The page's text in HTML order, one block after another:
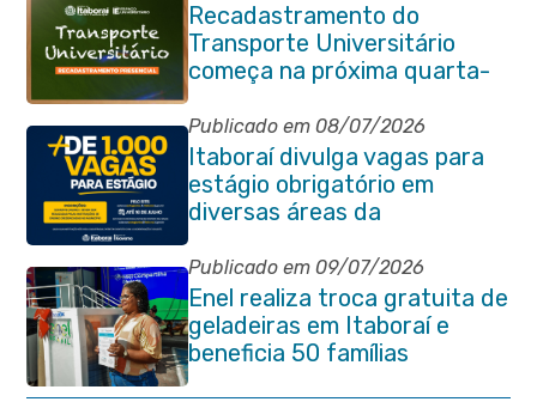
Recadastramento do
Transporte Universitário
começa na próxima quarta-
feira (29/07)
Publicado em 08/07/2026
Itaboraí divulga vagas para
estágio obrigatório em
diversas áreas da
administração pública
Publicado em 09/07/2026
Enel realiza troca gratuita de
geladeiras em Itaboraí e
beneficia 50 famílias